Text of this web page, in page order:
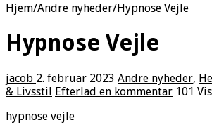
Hjem/Andre nyheder/Hypnose Vejle
Hypnose Vejle
jacob 2. februar 2023 Andre nyheder,
& Livsstil Efterlad en kommentar 101
hypnose vejle